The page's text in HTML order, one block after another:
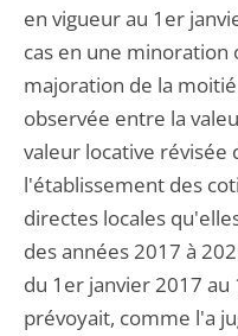
en vigueur au 1er
cas en une minoration
majoration de la
observée entre la
valeur locative révisée
l'établissement des
directes locales
des années 2017 à
du 1er janvier 2017
prévoyait, comme l'a